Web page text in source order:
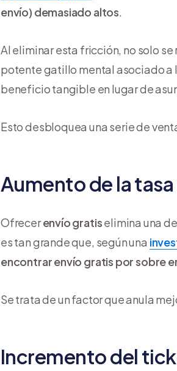
envío) demasiado altos.
Al eliminar esta fricción, no solo
potente gatillo mental asociado a
beneficio tangible en lugar de
Esto desbloquea una serie de
Aumento de la
Ofrecerenvío gratiselimina una
es tan grande que, según una
encontrar envío gratis por sobre
Se trata de un factor que anula
Incremento del